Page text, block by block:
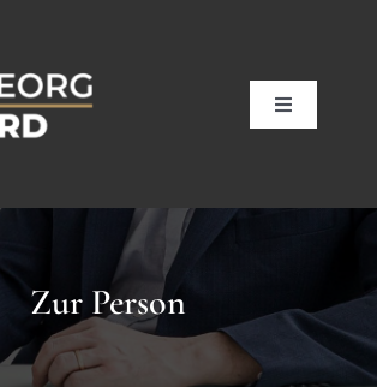
Toggle
Zur Person